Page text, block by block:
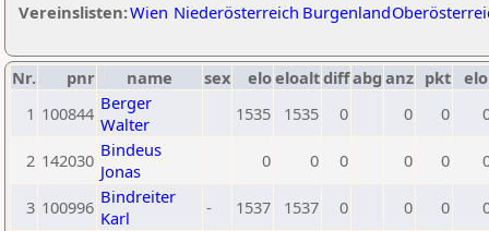
Vereinslisten:Wien Niederösterreich Burgenland
Nr. pnr name sex eloeloaltdiffabg anz pkt
1 100844 Berger
Walter
1535 1535 0 0 0
2 142030 Bindeus
Jonas
0 0 0 0 0
3 100996 Bindreiter
Karl
- 1537 1537 0 0 0